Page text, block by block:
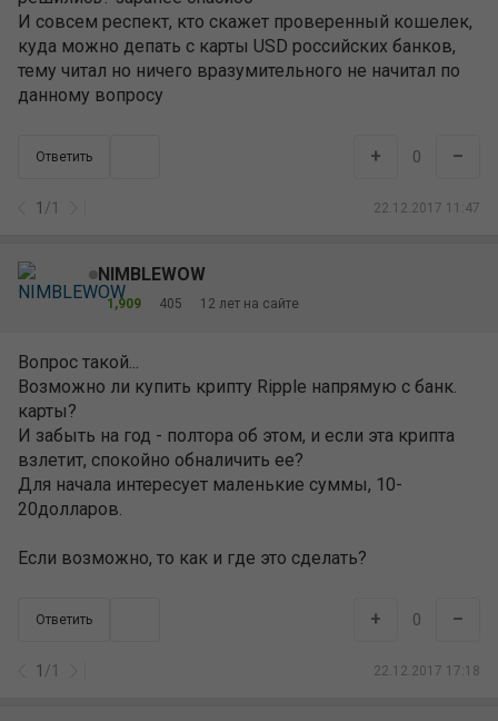
И совсем респект, кто скажет проверенный кошелек,
куда можно депать с карты USD российских банков,
тему читал но ничего вразумительного не начитал по
данному вопросу
Ответить
1 /1 22.12.2017 11:47
+ 0 –
NIMBLEWOW
1,909 405 12 лет на сайте
Вопрос такой...
Возможно ли купить крипту Ripple напрямую с банк.
карты?
И забыть на год - полтора об этом, и если эта крипта
взлетит, спокойно обналичить ее?
Для начала интересует маленькие суммы, 10-
20долларов.
Если возможно, то как и где это сделать?
Ответить
1 /1 22.12.2017 17:18
+ 0 –